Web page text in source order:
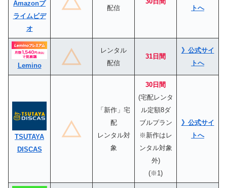
Amazonプ
ライムビデ
オ
配信
トへ
Lemino
レンタル
配信
31日間
》公式サイ
トへ
TSUTAYA
DISCAS
「新作」宅
配
レンタル対
象
30日間
(宅配レンタ
ル定額8ダ
ブルプラン
※新作はレ
ンタル対象
外)
(※1)
》公式サイ
トへ